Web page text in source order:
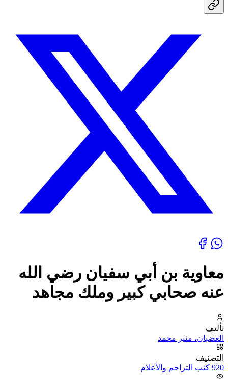
معاوية بن أبي سفيان رضي الله
عنه صحابي كبير وملك مجاهد
تأليف
الغضبان، منير محمد
التصنيف
920 كتب التراجم والأعلام